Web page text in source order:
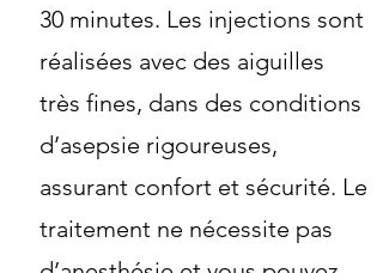
30 minutes. Les injections sont
réalisées avec des aiguilles
très fines, dans des conditions
d’asepsie rigoureuses,
assurant confort et sécurité. Le
traitement ne nécessite pas